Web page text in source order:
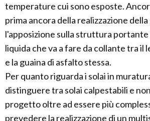
temperature cui sono esposte.
prima ancora della realizzazione della
l'apposizione sulla struttura portante
liquida che va a fare da collante tra il
e la guaina di asfalto stessa.
Per quanto riguarda i solai in
distinguere tra solai calpestabili e
progetto oltre ad essere più
prevedere la realizzazione di un